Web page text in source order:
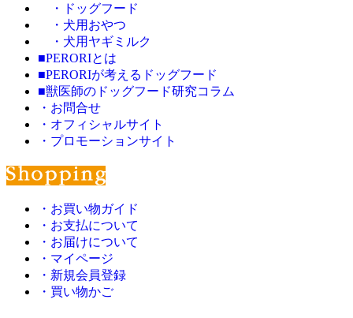
・ドッグフード
・犬用おやつ
・犬用ヤギミルク
■PERORIとは
■PERORIが考えるドッグフード
■獣医師のドッグフード研究コラム
・お問合せ
・オフィシャルサイト
・プロモーションサイト
・お買い物ガイド
・お支払について
・お届けについて
・マイページ
・新規会員登録
・買い物かご